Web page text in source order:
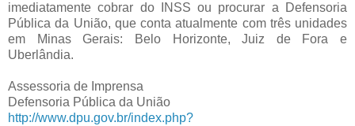
imediatamente cobrar do INSS ou procurar a Defensoria
Pública da União, que conta atualmente com três unidades
em Minas Gerais: Belo Horizonte, Juiz de Fora e
Uberlândia.
Assessoria de Imprensa
Defensoria Pública da União
http://www.dpu.gov.br/index.php?